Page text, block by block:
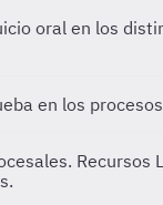
oral en los
en los
Recursos